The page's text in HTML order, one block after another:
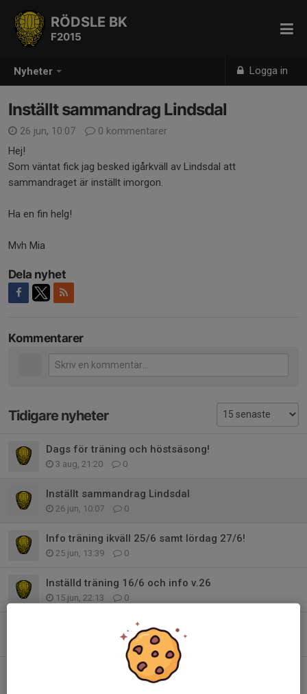
Nyheter Logga in
RÖDSLE BK
F2015
Inställt sammandrag Lindsdal
26 jun, 10:07
0 kommentarer
Hej!
Som väntat fick jag besked igårkväll av Lindsdal att
sammandraget är inställt imorgon.
Ha en fin helg!
Mvh Mia
Dela nyhet
Kommentarer
Tidigare nyheter
Dags för träning och höstsäsong!
3 aug, 21:20 0
Inställt sammandrag Lindsdal
26 jun, 10:07 0
Info träning ikväll 25/6 samt lördag 27/6!
25 jun, 13:39 0
Inställd träning 16/6 och info v.26
15 jun, 22:13 0
Sammandrag Lindsdal 27/6
0
Inställd träning torsdag